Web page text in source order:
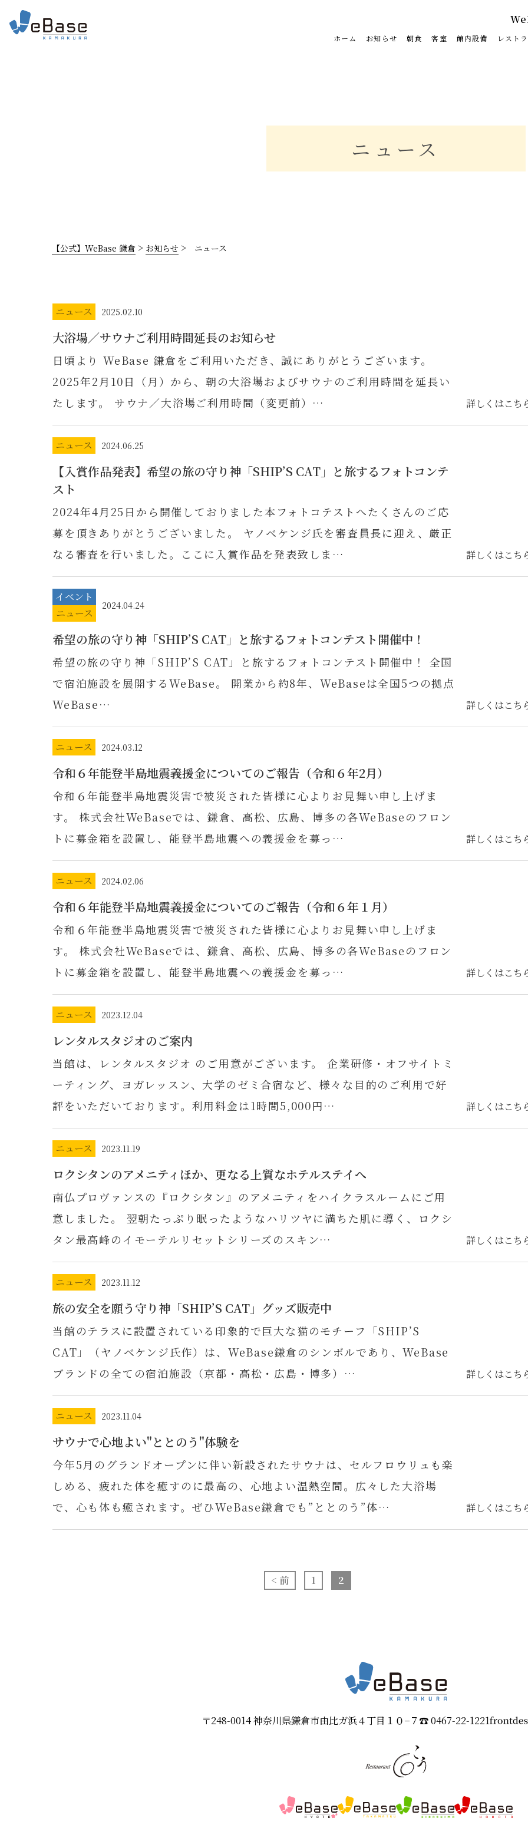
ホーム お知らせ 朝食 客室 館内設備 レスト
ニュース
【公式】WeBase 鎌倉 > お知らせ > ニュース
ニュース 2025.02.10
大浴場／サウナご利用時間延長のお知らせ
日頃より WeBase 鎌倉をご利用いただき、誠にありがとうございます。
2025年2月10日（月）から、朝の大浴場およびサウナのご利用時間を延長い
たします。 サウナ／大浴場ご利用時間（変更前）…
詳しくはこち
ニュース 2024.06.25
【入賞作品発表】希望の旅の守り神「SHIP’S CAT」と旅するフォトコンテ
スト
2024年4月25日から開催しておりました本フォトコテストへたくさんのご応
募を頂きありがとうございました。 ヤノベケンジ氏を審査員長に迎え、厳正
なる審査を行いました。ここに入賞作品を発表致しま…
詳しくはこち
イベント
ニュース
2024.04.24
希望の旅の守り神「SHIP’S CAT」と旅するフォトコンテスト開催中！
希望の旅の守り神「SHIP’S CAT」と旅するフォトコンテスト開催中！ 全国
で宿泊施設を展開するWeBase。 開業から約8年、WeBaseは全国5つの拠点
WeBase…
詳しくはこち
ニュース 2024.03.12
令和６年能登半島地震義援金についてのご報告（令和６年2月）
令和６年能登半島地震災害で被災された皆様に心よりお見舞い申し上げま
す。 株式会社WeBaseでは、鎌倉、高松、広島、博多の各WeBaseのフロン
トに募金箱を設置し、能登半島地震への義援金を募っ…
詳しくはこち
ニュース 2024.02.06
令和６年能登半島地震義援金についてのご報告（令和６年１月）
令和６年能登半島地震災害で被災された皆様に心よりお見舞い申し上げま
す。 株式会社WeBaseでは、鎌倉、高松、広島、博多の各WeBaseのフロン
トに募金箱を設置し、能登半島地震への義援金を募っ…
詳しくはこち
ニュース 2023.12.04
レンタルスタジオのご案内
当館は、レンタルスタジオ のご用意がございます。 企業研修・オフサイトミ
ーティング、ヨガレッスン、大学のゼミ合宿など、様々な目的のご利用で好
評をいただいております。利用料金は1時間5,000円…
詳しくはこち
ニュース 2023.11.19
ロクシタンのアメニティほか、更なる上質なホテルステイへ
南仏プロヴァンスの『ロクシタン』のアメニティをハイクラスルームにご用
意しました。 翌朝たっぷり眠ったようなハリツヤに満ちた肌に導く、ロクシ
タン最高峰のイモーテルリセットシリーズのスキン…
詳しくはこち
ニュース 2023.11.12
旅の安全を願う守り神「SHIP’S CAT」グッズ販売中
当館のテラスに設置されている印象的で巨大な猫のモチーフ「SHIP’S
CAT」（ヤノベケンジ氏作）は、WeBase鎌倉のシンボルであり、WeBase
ブランドの全ての宿泊施設（京都・高松・広島・博多）…
詳しくはこち
ニュース 2023.11.04
サウナで心地よい"ととのう"体験を
今年5月のグランドオープンに伴い新設されたサウナは、セルフロウリュも楽
しめる、疲れた体を癒すのに最高の、心地よい温熱空間。広々した大浴場
で、心も体も癒されます。ぜひWeBase鎌倉でも”ととのう”体…
詳しくはこち
< 前 1 2
〒248-0014 神奈川県鎌倉市由比ガ浜４丁目１０−７ ☎︎0467-22-1221